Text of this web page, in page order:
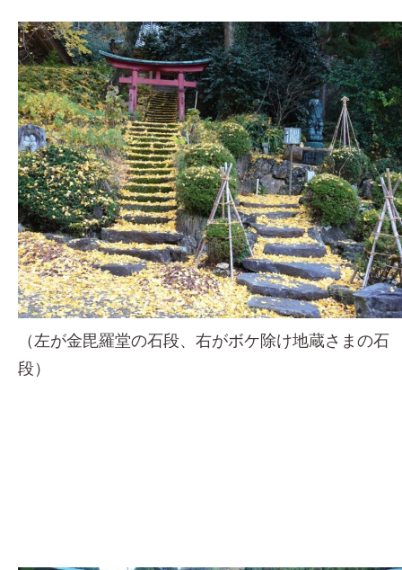
（左が金毘羅堂の石段、右がボケ除け地蔵さまの石
段）